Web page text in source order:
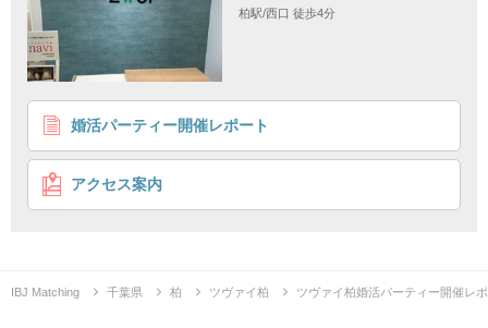
1 2 3
《真剣な恋がしたい×高年収》
経済的にも精神的にも自立している高学歴男性
性格重視の方と出会う 価値観が合う人がいい
柏駅/西口 徒歩4分
婚活パーティー開催レポート
アクセス案内
IBJ Matching 千葉県 柏 ツヴァイ柏 ツヴァイ柏婚活パーティー開催レ